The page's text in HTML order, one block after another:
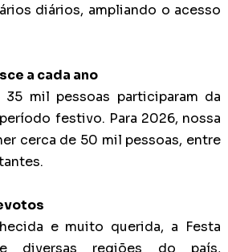
diários, ampliando o acesso
a cada ano
35 mil pessoas participaram da
festivo. Para 2026, nossa
cerca de 50 mil pessoas, entre
e muito querida, a Festa
diversas regiões do país,